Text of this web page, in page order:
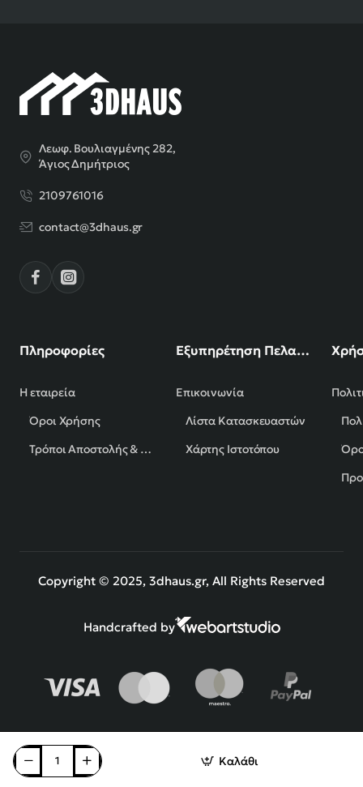
Καλάθι
Λεωφ. Βουλιαγμένης 282,
Άγιος Δημήτριος
2109761016
contact@3dhaus.gr
Πληροφορίες
Η εταιρεία
Όροι Χρήσης
Τρόποι Αποστολής & Πληρωμής
Εξυπηρέτηση Πελατών
Επικοινωνία
Λίστα Κατασκευαστών
Χάρτης Ιστοτόπου
Copyright © 2025, 3dhaus.gr, All Rights Reserved
Handcrafted by